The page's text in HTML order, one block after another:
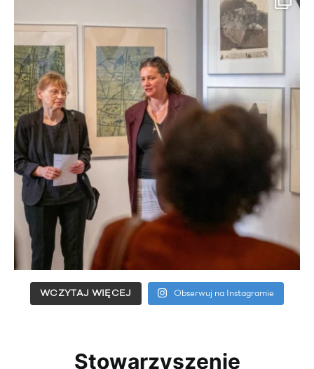
WCZYTAJ WIĘCEJ Obserwuj na Instagramie
Stowarzyszenie